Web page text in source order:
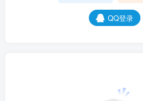
QQ登录